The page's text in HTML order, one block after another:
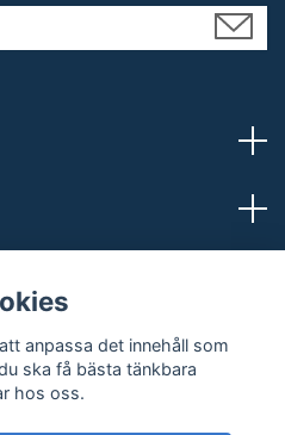
anpassa det innehåll som
ska få bästa tänkbara
hos oss.